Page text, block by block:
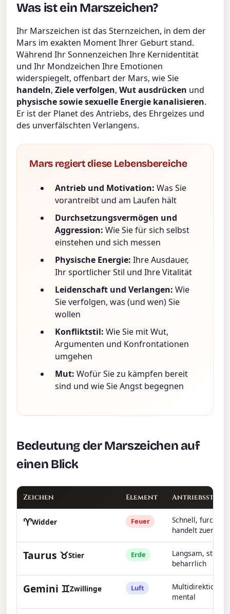
Was ist ein Marszeichen?
Ihr Marszeichen ist das Sternzeichen, in dem der
Mars im exakten Moment Ihrer Geburt stand.
Während Ihr Sonnenzeichen Ihre Kernidentität
und Ihr Mondzeichen Ihre Emotionen
widerspiegelt, offenbart der Mars, wie Sie
handeln,Ziele verfolgen,Wut ausdrücken und
physische sowie sexuelle Energie kanalisieren.
Er ist der Planet des Antriebs, des Ehrgeizes und
des unverfälschten Verlangens.
Mars regiert diese Lebensbereiche
Antrieb und Motivation: Was Sie
vorantreibt und am Laufen hält
Durchsetzungsvermögen und
Aggression: Wie Sie für sich selbst
einstehen und sich messen
Physische Energie: Ihre Ausdauer,
Ihr sportlicher Stil und Ihre Vitalität
Leidenschaft und Verlangen: Wie
Sie verfolgen, was (und wen) Sie
wollen
Konfliktstil: Wie Sie mit Wut,
Argumenten und Konfrontationen
umgehen
Mut: Wofür Sie zu kämpfen bereit
sind und wie Sie Angst begegnen
Bedeutung der Marszeichen auf
einen Blick
Zeichen Element Antriebsstil
♈Widder Feuer
Schnell,
handelt zuerst
Taurus ♉Stier Erde
Langsam, stetig,
beharrlich
Gemini ♊Zwillinge Luft
Multidirektional,
mental